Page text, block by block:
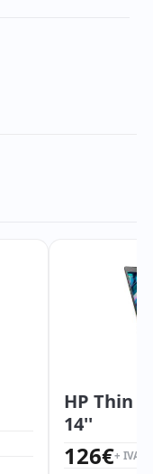
HP Thin
14''
126€+ IVA